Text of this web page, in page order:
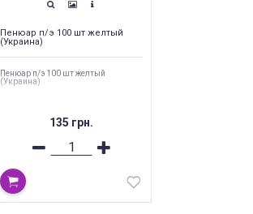
Пенюар п/э 100 шт желтый
(Украина)
Пенюар п/э 100 шт желтый
(Украина)
135 грн.